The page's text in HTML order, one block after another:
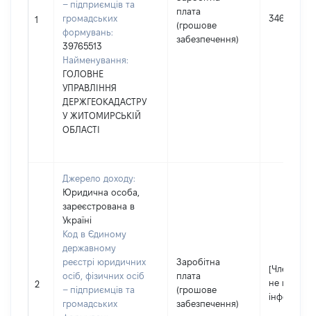
1
– підприємців та
громадських
формувань:
39765513
Найменування:
ГОЛОВНЕ
УПРАВЛІННЯ
ДЕРЖГЕОКАДАСТРУ
У ЖИТОМИРСЬКІЙ
ОБЛАСТІ
плата
(грошове
забезпечення)
346224
2
Джерело доходу:
Юридична особа,
зареєстрована в
Україні
Код в Єдиному
державному
реєстрі юридичних
осіб, фізичних осіб
– підприємців та
громадських
Заробітна
плата
(грошове
забезпечення)
[Член сім'ї
не надав